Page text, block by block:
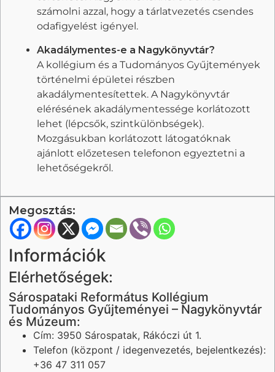
számolni azzal, hogy a tárlatvezetés csendes
odafigyelést igényel.
Akadálymentes-e a Nagykönyvtár?
A kollégium és a Tudományos Gyűjtemények
történelmi épületei részben
akadálymentesítettek. A Nagykönyvtár
elérésének akadálymentessége korlátozott
lehet (lépcsők, szintkülönbségek).
Mozgásukban korlátozott látogatóknak
ajánlott előzetesen telefonon egyeztetni a
lehetőségekről.
Megosztás:
Információk
Elérhetőségek:
Sárospataki Református Kollégium
Tudományos Gyűjteményei – Nagykönyvtár
és Múzeum:
Cím: 3950 Sárospatak, Rákóczi út 1.
Telefon (központ / idegenvezetés, bejelentkezés):
+36 47 311 057